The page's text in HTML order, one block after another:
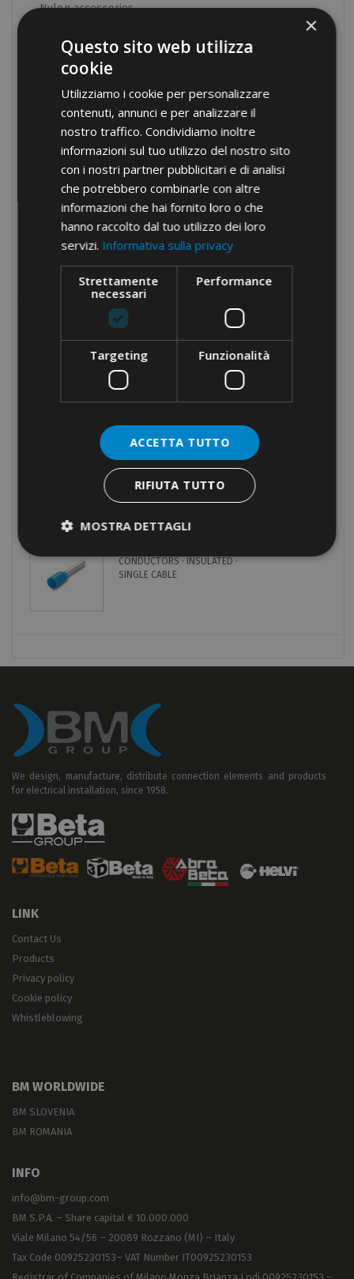
Nylon accessories
Cable protection
Panel boards components
Manual equipment
Hydraulic equipment
Electrical tapes
Conduit fixings
Products no longer in pricelist
MOST POPULAR
CRIMPING TOOL · SQUARE
CRIMPING · LATERAL
INSERTION
END CONNECTORS · BARS
CONDUCTORS · INSULATED ·
SINGLE CABLE
We design, manufacture, distribute connection elements and products
for electrical installation, since 1958.
LINK
Contact Us
Products
Privacy policy
Cookie policy
Whistleblowing
BM WORLDWIDE
BM SLOVENIA
BM ROMANIA
INFO
info@bm-group.com
BM S.P.A. – Share capital € 10.000.000
Viale Milano 54/56 – 20089 Rozzano (MI) – Italy
Tax Code 00925230153– VAT Number IT00925230153
×
Questo sito web utilizza
cookie
Utilizziamo i cookie per personalizzare
contenuti, annunci e per analizzare il
nostro traffico. Condividiamo inoltre
informazioni sul tuo utilizzo del nostro sito
con i nostri partner pubblicitari e di analisi
che potrebbero combinarle con altre
informazioni che hai fornito loro o che
hanno raccolto dal tuo utilizzo dei loro
servizi. Informativa sulla privacy
Strettamente
necessari
Performance
Targeting Funzionalità
ACCETTA TUTTO
RIFIUTA TUTTO
MOSTRA DETTAGLI